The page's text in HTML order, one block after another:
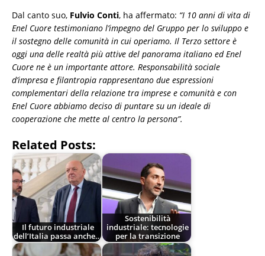
Dal canto suo, Fulvio Conti, ha affermato: “I 10 anni di vita di
Enel Cuore testimoniano l’impegno del Gruppo per lo sviluppo e
il sostegno delle comunità in cui operiamo. Il Terzo settore è
oggi una delle realtà più attive del panorama italiano ed Enel
Cuore ne è un importante attore. Responsabilità sociale
d’impresa e filantropia rappresentano due espressioni
complementari della relazione tra imprese e comunità e con
Enel Cuore abbiamo deciso di puntare su un ideale di
cooperazione che mette al centro la persona”.
Related Posts:
Il futuro industriale
dell’Italia passa anche…
Sostenibilità
industriale: tecnologie
per la transizione